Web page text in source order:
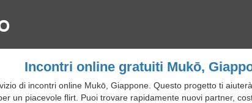
Incontri online gratuiti Mukō,
di incontri online Mukō, Giappone. Questo progetto ti
un piacevole flirt. Puoi trovare rapidamente nuovi partner,